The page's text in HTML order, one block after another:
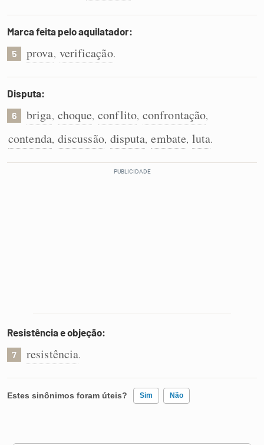
Marca feita pelo aquilatador:
5 prova, verificação.
Disputa:
6 briga, choque, conflito, confrontação,
contenda, discussão, disputa, embate, luta.
Resistência e objeção:
7 resistência.
Estes sinônimos foram úteis? Sim Não